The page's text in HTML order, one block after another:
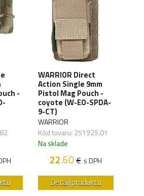
-
WARRIOR Direct
Action Single 9mm
Pistol Mag Pouch -
coyote (W-EO-SPDA-
9-CT)
WARRIOR
Kód tovaru: 251929,01
Na sklade
22.60€ s DPH
Detail produktu